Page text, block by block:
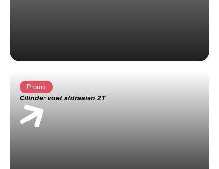
Promo
Cilinder voet afdraaien 2T